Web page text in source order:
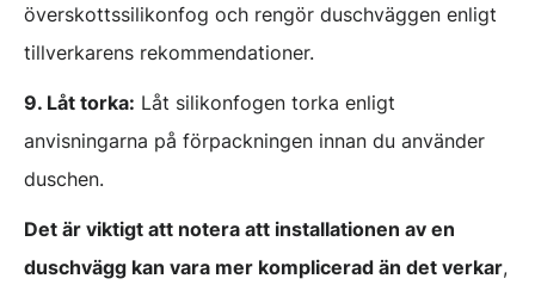
överskottssilikonfog och rengör duschväggen enligt
tillverkarens rekommendationer.
9. Låt torka: Låt silikonfogen torka enligt
anvisningarna på förpackningen innan du använder
duschen.
Det är viktigt att notera att installationen av en
duschvägg kan vara mer komplicerad än det verkar,